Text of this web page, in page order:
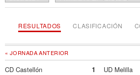
RESULTADOS CLASIFICACIÓN
« JORNADA ANTERIOR
CD Castellón 1 UD Melilla